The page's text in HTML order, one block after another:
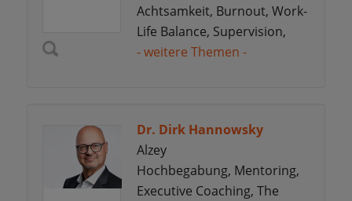
Achtsamkeit, Burnout, Work-
Life Balance, Supervision,
- weitere Themen -
Dr. Dirk Hannowsky
Alzey
Hochbegabung, Mentoring,
Executive Coaching, The